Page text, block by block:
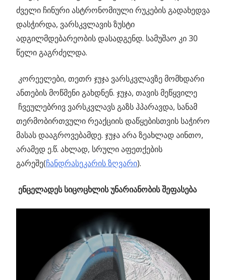
ძველი ჩინური ასტრონომიული რუკების გადახედვა
დასჭირდა, ვარსკვლავის ზუსტი
ადგილმდებარეობის დასადგენდ. სამუშაო კი 30
წელი გაგრძელდა.
კორეელები, თეთრ ჯუჯა ვარსკვლავზე მომხდარი
ანთების მოწმენი გახდნენ. ჯუჯა, თავის მეწყვილე
ჩვეულებრივ ვარსკვლავს გაზს ჰპარავდა, სანამ
თერმობირთვული რეაქციის დაწყებისთვის საჭირო
მასას დააგროვებამდე. ჯუჯა არა ზეახლად აინთო,
არამედ ე.წ. ახლად, სრული აფეთქების
გარეშე(ჩანდრასეკარის ზღვარი).
ენცელადეს სიცოცხლის უნარიანობის შეფასება